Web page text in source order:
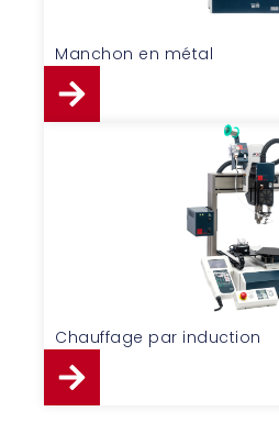
Manchon en métal
Chauffage par induction